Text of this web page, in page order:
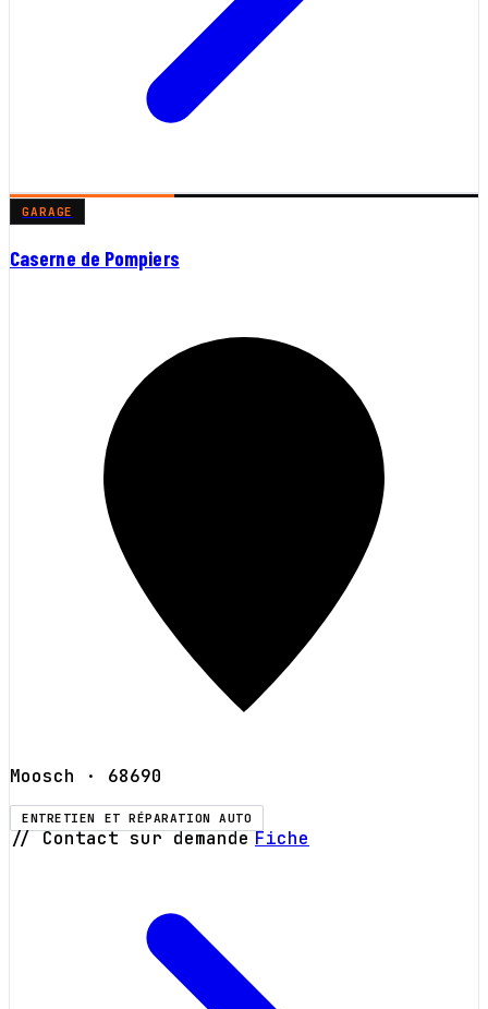
GARAGE
Caserne de Pompiers
Moosch · 68690
ENTRETIEN ET RÉPARATION AUTO
// Contact sur demande Fiche